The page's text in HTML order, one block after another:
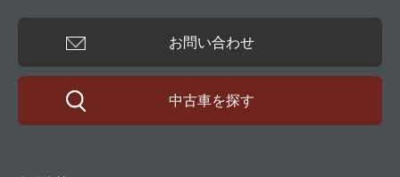
お問い合わせ
中古車を探す